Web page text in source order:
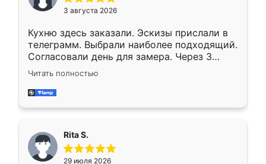
3 августа 2026
Кухню здесь заказали. Эскизы прислали в
телеграмм. Выбрали наиболее подходящий.
Согласовали день для замера. Через 3
недели кухня была уже готова. Остались
довольны работой. Спасибо Ренессанс
мебель за качественную работу!
Читать полностью
Rita S.
29 июля 2026